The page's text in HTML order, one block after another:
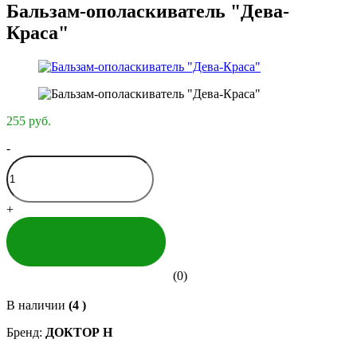
Бальзам-ополаскиватель "Дева-
Краса"
255 руб.
-
+
(0)
В наличии (4 )
Бренд: ДОКТОР Н